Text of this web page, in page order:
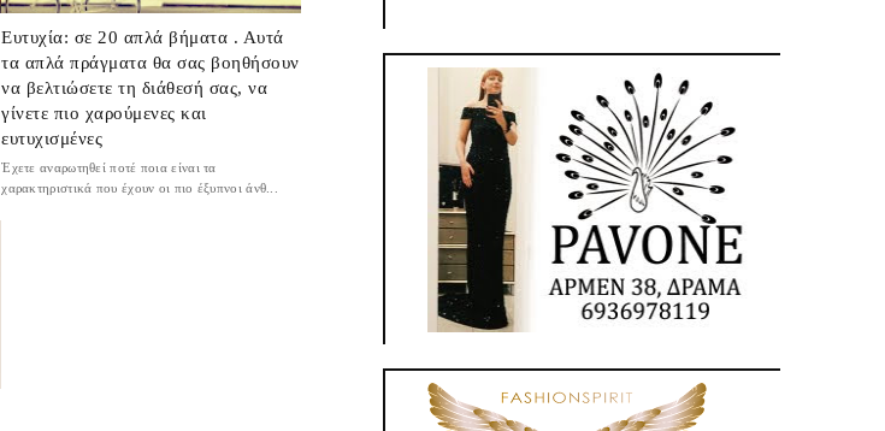
Ευτυχία: σε 20 απλά βήματα . Αυτά
τα απλά πράγματα θα σας βοηθήσουν
να βελτιώσετε τη διάθεσή σας, να
γίνετε πιο χαρούμενες και
ευτυχισμένες
Έχετε αναρωτηθεί ποτέ ποια είναι τα
χαρακτηριστικά που έχουν οι πιο έξυπνοι άνθ...